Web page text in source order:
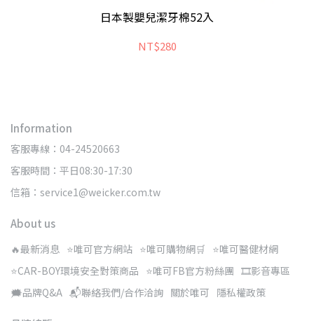
日本製嬰兒潔牙棉52入
NT$280
Information
客服專線：04-24520663
客服時間：平日08:30-17:30
信箱：service1@weicker.com.tw
About us
🔥最新消息 ⭐唯可官方網站 ⭐唯可購物網🛒 ⭐唯可醫健材網
⭐CAR-BOY環境安全對策商品 ⭐唯可FB官方粉絲團 🎞️影音專區
🗯️品牌Q&A 📬聯絡我們/合作洽詢 關於唯可 隱私權政策